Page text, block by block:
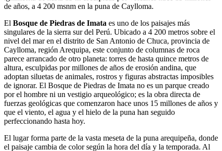
de años, a 4 200 msnm en la puna de Caylloma.
El Bosque de Piedras de Imata es uno de los paisajes más
singulares de la sierra sur del Perú. Ubicado a 4 200 metros sobre el
nivel del mar en el distrito de San Antonio de Chuca, provincia de
Caylloma, región Arequipa, este conjunto de columnas de roca
parece arrancado de otro planeta: torres de hasta quince metros de
altura, esculpidas por millones de años de erosión andina, que
adoptan siluetas de animales, rostros y figuras abstractas imposibles
de ignorar. El Bosque de Piedras de Imata no es un parque creado
por el hombre ni un vestigio arqueológico; es la obra directa de
fuerzas geológicas que comenzaron hace unos 15 millones de años y
que el viento, el agua y el hielo de la puna han seguido
perfeccionando hasta hoy.
El lugar forma parte de la vasta meseta de la puna arequipeña, donde
el paisaje cambia de color según la hora del día y la temporada. Al